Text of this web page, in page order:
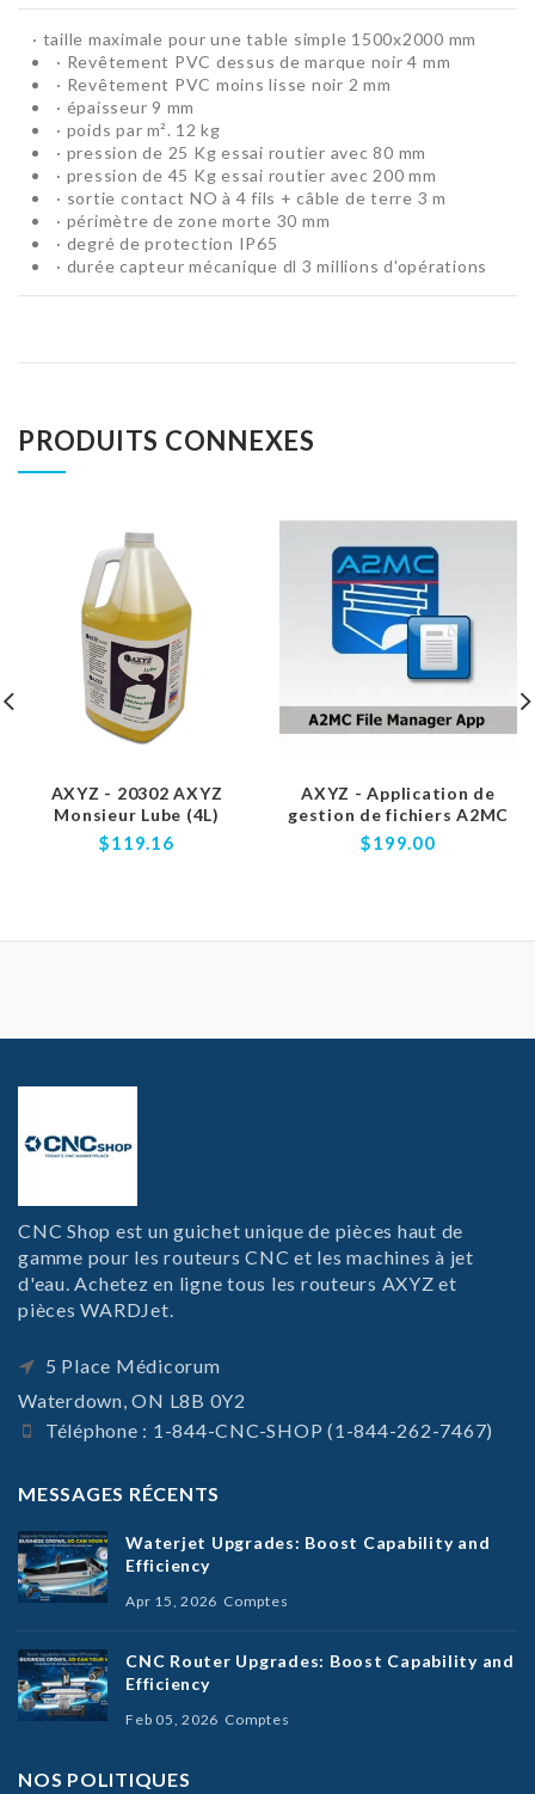
· taille maximale pour une table simple 1500x2000 mm
· Revêtement PVC dessus de marque noir 4 mm
· Revêtement PVC moins lisse noir 2 mm
· épaisseur 9 mm
· poids par m². 12 kg
· pression de 25 Kg essai routier avec 80 mm
· pression de 45 Kg essai routier avec 200 mm
· sortie contact NO à 4 fils + câble de terre 3 m
· périmètre de zone morte 30 mm
· degré de protection IP65
· durée capteur mécanique dl 3 millions d'opérations
PRODUITS CONNEXES
AXYZ - 20302 AXYZ
Monsieur Lube (4L)
$119.16
AXYZ - Application de
gestion de fichiers A2MC
$199.00
CNC Shop est un guichet unique de pièces haut de
gamme pour les routeurs CNC et les machines à jet
d'eau. Achetez en ligne tous les routeurs AXYZ et
pièces WARDJet.
5 Place Médicorum
Waterdown, ON L8B 0Y2
Téléphone : 1-844-CNC-SHOP (1-844-262-7467)
MESSAGES RÉCENTS
Waterjet Upgrades: Boost Capability and
Efficiency
Apr 15, 2026 Comptes
CNC Router Upgrades: Boost Capability and
Efficiency
Feb 05, 2026 Comptes
NOS POLITIQUES